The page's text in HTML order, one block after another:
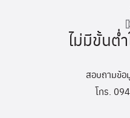
ไม่มีขั้นต่
สอบถามข้อ
โทร.